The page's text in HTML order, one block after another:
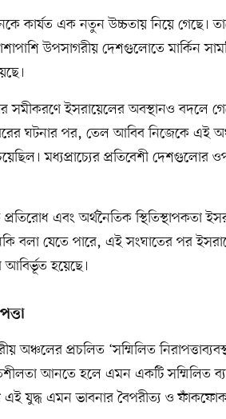
কার্যত এক নতুন উচ্চতায় নিয়ে গেছে।
উপসাগরীয় দেশগুলোতে মার্কিন
সমীকরণে ইসরায়েলের অবস্থানও বদলে
ঘটনার পর, তেল আবিব নিজেকে এই
মধ্যপ্রাচ্যের প্রতিবেশী
এবং অর্থনৈতিক স্থিতিস্থাপকতা
বলা যেতে পারে, এই সংঘাতের পর
আবির্ভূত হয়েছে।
অঞ্চলের প্রচলিত ‘সম্মিলিত
আনতে হলে এমন একটি সম্মিলিত
এই যুদ্ধ এমন ভাবনার বৈপরীত্য ও